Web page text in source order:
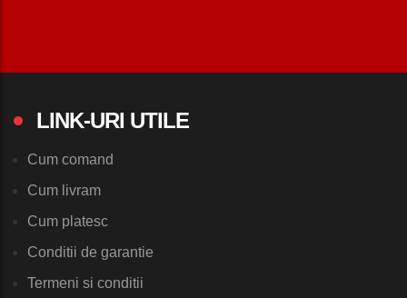
LINK-URI UTILE
Cum comand
Cum livram
Cum platesc
Conditii de garantie
Termeni si conditii